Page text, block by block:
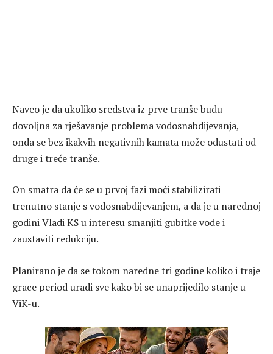
Naveo je da ukoliko sredstva iz prve tranše budu
dovoljna za rješavanje problema vodosnabdijevanja,
onda se bez ikakvih negativnih kamata može odustati od
druge i treće tranše.
On smatra da će se u prvoj fazi moći stabilizirati
trenutno stanje s vodosnabdijevanjem, a da je u narednoj
godini Vladi KS u interesu smanjiti gubitke vode i
zaustaviti redukciju.
Planirano je da se tokom naredne tri godine koliko i traje
grace period uradi sve kako bi se unaprijedilo stanje u
ViK-u.